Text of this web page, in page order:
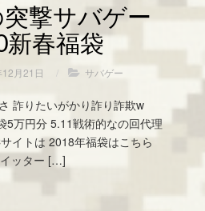
撃サバゲー
新春福袋
月21日 サバゲー
詐りたいがかり詐り詐欺w
5万円分 5.11戦術的なの回代理
イトは 2018年福袋はこちら
ッター […]